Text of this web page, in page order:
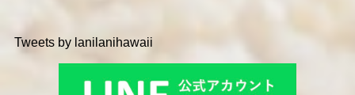
Tweets by lanilanihawaii